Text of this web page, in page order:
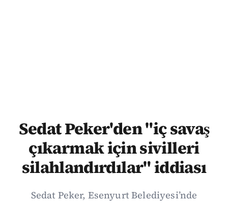
Sedat Peker'den "iç savaş
çıkarmak için sivilleri
silahlandırdılar" iddiası
Sedat Peker, Esenyurt Belediyesi’nde